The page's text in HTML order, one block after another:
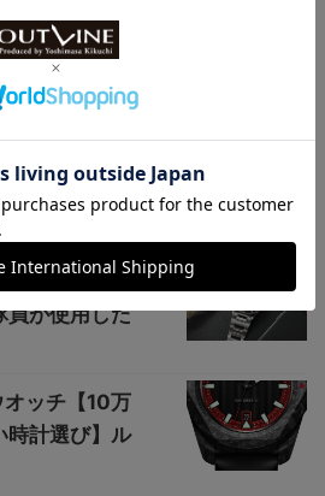
のミリタリー
5101...
リノス｜新作
定246本！ シ
エマ】フラ
員が使用した
オッチ【10万
時計選び】ル